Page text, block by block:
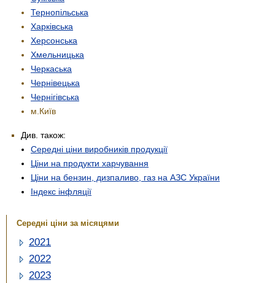
Тернопільська
Харківська
Херсонська
Хмельницька
Черкаська
Чернівецька
Чернігівська
м.Київ
Див. також:
Середні ціни виробників продукції
Ціни на продукти харчування
Ціни на бензин, дизпаливо, газ на АЗС України
Індекс інфляції
Середні ціни за місяцями
2021
2022
2023